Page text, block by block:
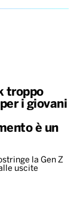
troppo
i giovani
è un
la Gen Z
uscite